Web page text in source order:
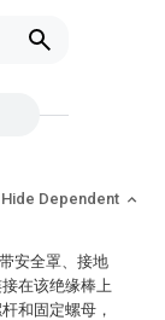
Hide Dependent
安全罩、接地
在该绝缘棒上
和固定螺母，